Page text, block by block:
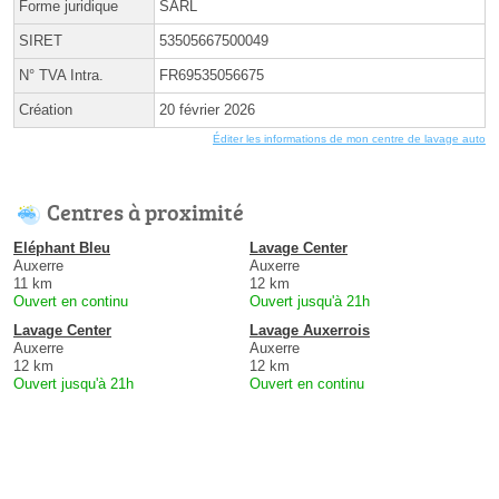
Forme juridique SARL
SIRET 53505667500049
N° TVA Intra. FR69535056675
Création 20 février 2026
Éditer les informations de mon centre de lavage auto
Centres à proximité
Eléphant Bleu
Auxerre
11 km
Ouvert en continu
Lavage Center
Auxerre
12 km
Ouvert jusqu'à 21h
Lavage Center
Auxerre
12 km
Ouvert jusqu'à 21h
Lavage Auxerrois
Auxerre
12 km
Ouvert en continu